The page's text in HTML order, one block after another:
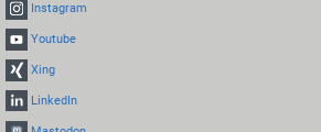
Instagram
Youtube
Xing
LinkedIn